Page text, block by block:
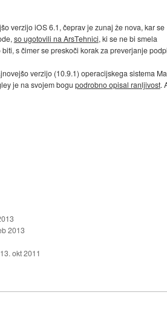
verzijo iOS 6.1, čeprav je zunaj že nova, kar se
so ugotovili na ArsTehnici, ki se ne bi smela
s čimer se preskoči korak za preverjanje
verzijo (10.9.1) operacijskega sistema
je na svojem bogu podrobno opisal ranljivost.
2013
13. okt 2011